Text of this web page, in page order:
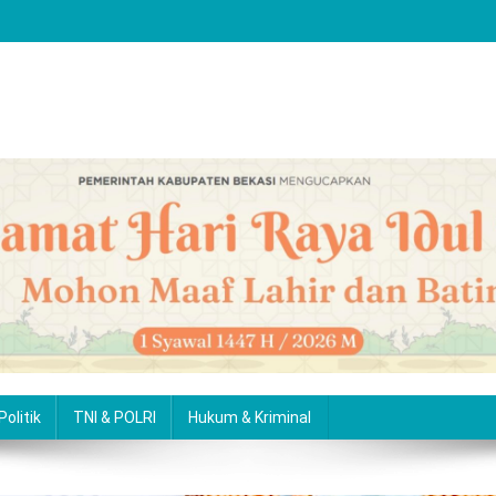
Politik TNI & POLRI Hukum & Kriminal